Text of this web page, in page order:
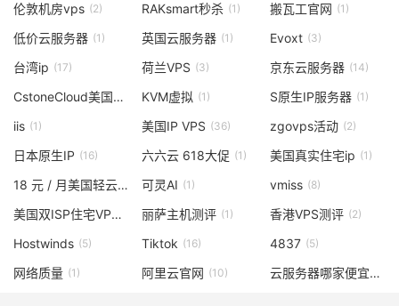
伦敦机房vps (2) RAKsmart秒杀 (1) 搬瓦工官网 (1)
低价云服务器 (1) 英国云服务器 (1) Evoxt (3)
台湾ip (17) 荷兰VPS (3) 京东云服务器 (14)
CstoneCloud美国vps (3)
KVM虚拟 (1) S原生IP服务器 (1)
iis (1) 美国IP VPS (36) zgovps活动 (2)
日本原生IP (16) 六六云 618大促 (1) 美国真实住宅ip (1)
18 元 / 月美国轻云服务器 (1)
可灵AI (1) vmiss (8)
美国双ISP住宅VPS 丽萨主机测评 (1) 香港VPS测评 (2)
Hostwinds (5) Tiktok (16) 4837 (5)
网络质量 (1) 阿里云官网 (10) 云服务器哪家便宜
(1)